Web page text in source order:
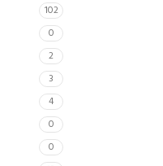
102
0
2
3
4
0
0